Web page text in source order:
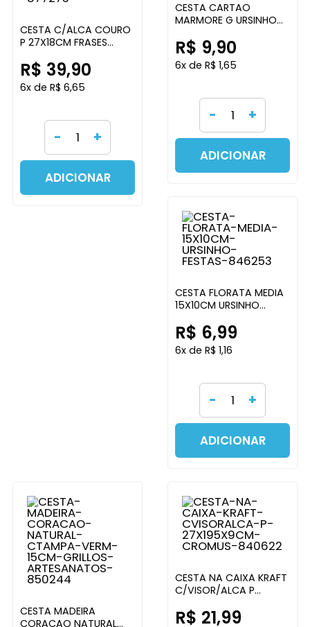
CESTA C/ALCA COURO
P 27X18CM FRASES
R$ 39,90
6x de R$ 6,65
- +
ADICIONAR
CESTA CARTAO
MARMORE G URSINHO
R$ 9,90
6x de R$ 1,65
- +
ADICIONAR
CESTA FLORATA MEDIA
15X10CM URSINHO
R$ 6,99
6x de R$ 1,16
- +
ADICIONAR
CESTA MADEIRA
CORACAO NATURAL
CESTA NA CAIXA KRAFT
C/VISOR/ALCA P
R$ 21,99